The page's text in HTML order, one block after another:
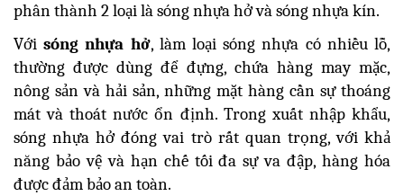
phân thành 2 loại là sóng nhựa hở và sóng nhựa kín.
Vớisóng nhựa hở, làm loại sóng nhựa có nhiều lỗ,
thường được dùng để đựng, chứa hàng may mặc,
nông sản và hải sản, những mặt hàng cần sự thoáng
mát và thoát nước ổn định. Trong xuất nhập khẩu,
sóng nhựa hở đóng vai trò rất quan trọng, với khả
năng bảo vệ và hạn chế tối đa sự va đập, hàng hóa
được đảm bảo an toàn.